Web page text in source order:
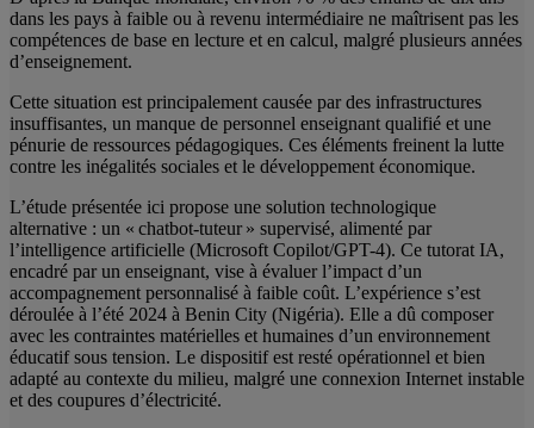
dans les pays à faible ou à revenu intermédiaire ne maîtrisent pas les
compétences de base en lecture et en calcul, malgré plusieurs années
d’enseignement.
Cette situation est principalement causée par des infrastructures
insuffisantes, un manque de personnel enseignant qualifié et une
pénurie de ressources pédagogiques. Ces éléments freinent la lutte
contre les inégalités sociales et le développement économique.
L’étude présentée ici propose une solution technologique
alternative : un « chatbot-tuteur » supervisé, alimenté par
l’intelligence artificielle (Microsoft Copilot/GPT-4). Ce tutorat IA,
encadré par un enseignant, vise à évaluer l’impact d’un
accompagnement personnalisé à faible coût. L’expérience s’est
déroulée à l’été 2024 à Benin City (Nigéria). Elle a dû composer
avec les contraintes matérielles et humaines d’un environnement
éducatif sous tension. Le dispositif est resté opérationnel et bien
adapté au contexte du milieu, malgré une connexion Internet instable
et des coupures d’électricité.